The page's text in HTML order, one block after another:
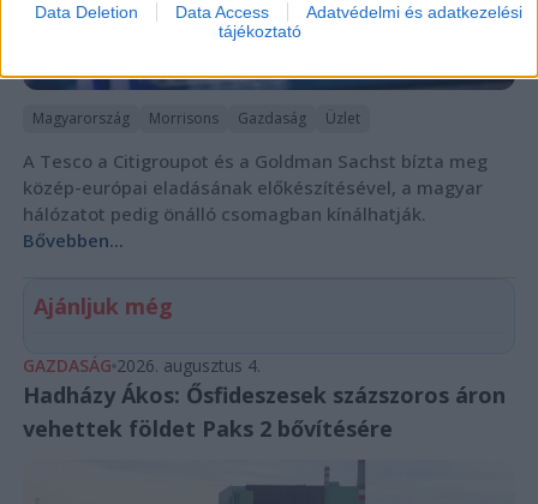
Data Deletion Data Access
Adatvédelmi és adatkezelési
tájékoztató
Magyarország Morrisons Gazdaság Üzlet
A Tesco a Citigroupot és a Goldman Sachst bízta meg
közép-európai eladásának előkészítésével, a magyar
hálózatot pedig önálló csomagban kínálhatják.
Bővebben...
Ajánljuk még
GAZDASÁG 2026. augusztus 4.
Hadházy Ákos: Ősfideszesek százszoros áron
vehettek földet Paks 2 bővítésére